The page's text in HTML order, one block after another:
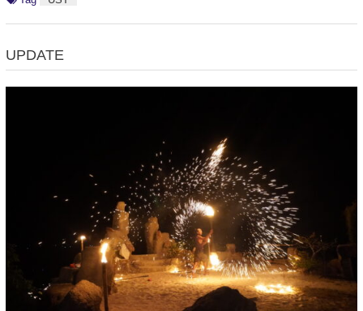
UPDATE